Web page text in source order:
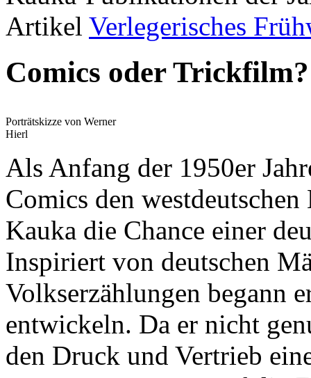
Artikel Verlegerisches
Comics oder Trickfilm?
Porträtskizze von Werner
Hierl
Als Anfang der 1950er
Comics den
Kauka die Chance einer
Inspiriert von deutschen
Volkserzählungen begann
entwickeln. Da er nicht
den Druck und Vertrieb